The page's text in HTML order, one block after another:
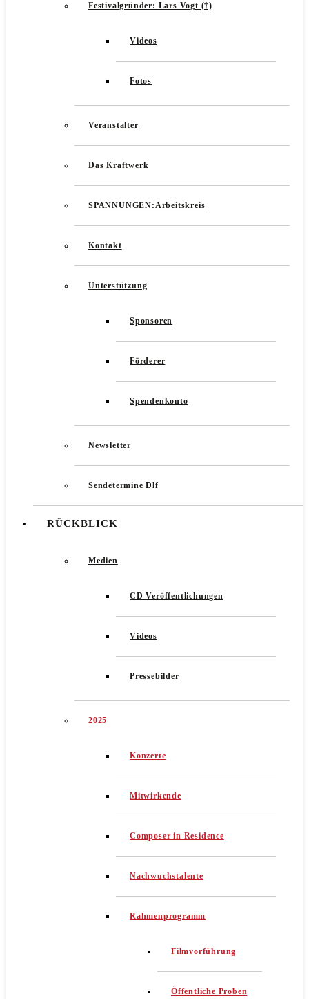
Festivalgründer: Lars Vogt (†)
Videos
Fotos
Veranstalter
Das Kraftwerk
SPANNUNGEN:Arbeitskreis
Kontakt
Unterstützung
Sponsoren
Förderer
Spendenkonto
Newsletter
Sendetermine Dlf
RÜCKBLICK
Medien
CD Veröffentlichungen
Videos
Pressebilder
2025
Konzerte
Mitwirkende
Composer in Residence
Nachwuchstalente
Rahmenprogramm
Filmvorführung
Öffentliche Proben